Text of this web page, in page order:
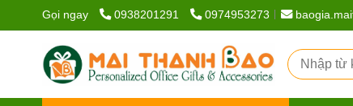
Gọi ngay 0938201291 0974953273